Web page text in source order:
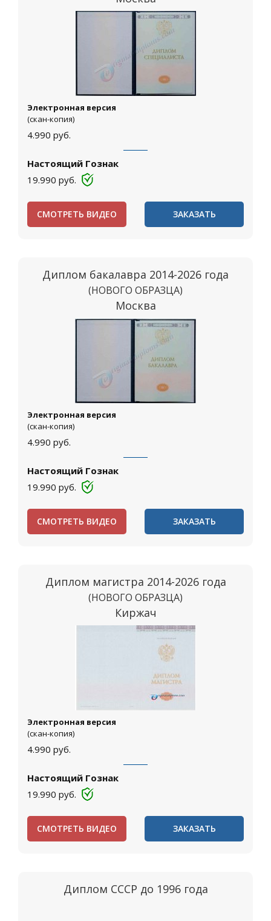
Электронная версия
(скан-копия)
4.990 руб.
Настоящий Гознак
19.990 руб.
СМОТРЕТЬ ВИДЕО ЗАКАЗАТЬ
Диплом бакалавра 2014-2026 года
(НОВОГО ОБРАЗЦА)
Москва
Электронная версия
(скан-копия)
4.990 руб.
Настоящий Гознак
19.990 руб.
СМОТРЕТЬ ВИДЕО ЗАКАЗАТЬ
Диплом магистра 2014-2026 года
(НОВОГО ОБРАЗЦА)
Киржач
Электронная версия
(скан-копия)
4.990 руб.
Настоящий Гознак
19.990 руб.
СМОТРЕТЬ ВИДЕО ЗАКАЗАТЬ
Диплом СССР до 1996 года